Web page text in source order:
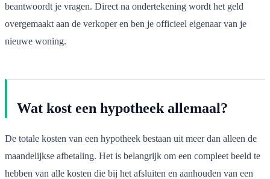
beantwoordt je vragen. Direct na ondertekening wordt het geld
overgemaakt aan de verkoper en ben je officieel eigenaar van je
nieuwe woning.
Wat kost een hypotheek allemaal?
De totale kosten van een hypotheek bestaan uit meer dan alleen de
maandelijkse afbetaling. Het is belangrijk om een compleet beeld te
hebben van alle kosten die bij het afsluiten en aanhouden van een